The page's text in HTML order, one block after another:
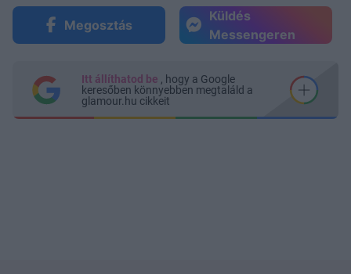
Megosztás
Küldés
Messengeren
Itt állíthatod be , hogy a Google
keresőben könnyebben megtaláld a
glamour.hu cikkeit